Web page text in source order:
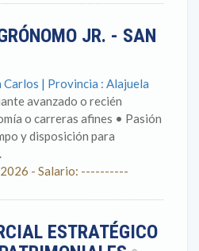
JR. - SAN
Carlos | Provincia : Alajuela
avanzado o recién
o carreras afines • Pasión
y disposición para
- Salario: ----------
ESTRATÉGICO